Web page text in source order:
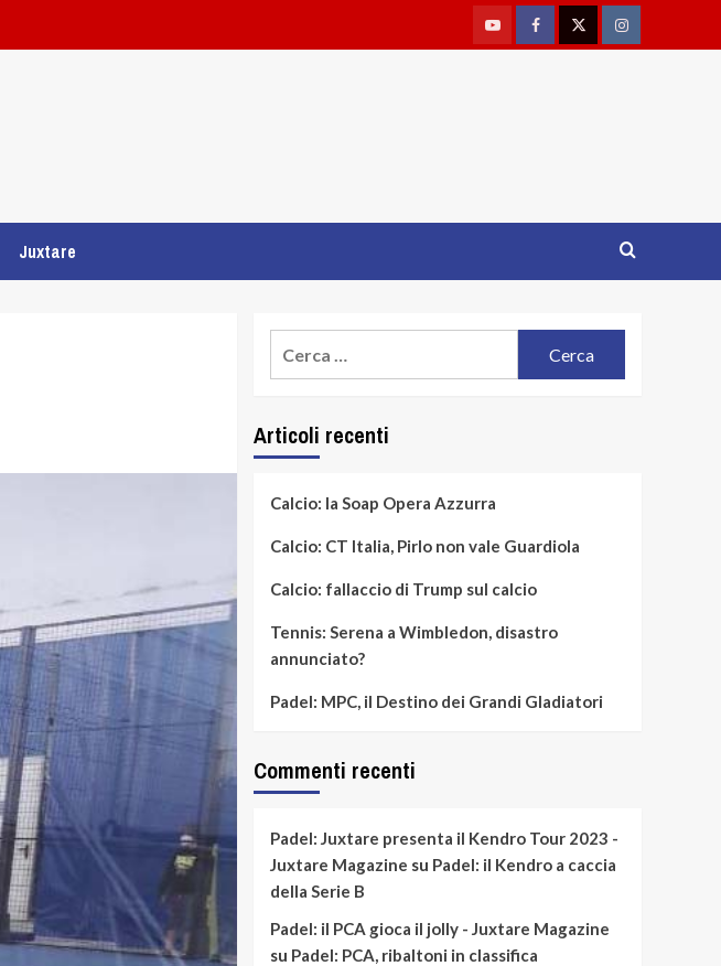
YoutubeFacebookTwitterInstagram
Juxtare
Articoli recenti
Calcio: la Soap Opera Azzurra
Calcio: CT Italia, Pirlo non vale Guardiola
Calcio: fallaccio di Trump sul calcio
Tennis: Serena a Wimbledon, disastro
annunciato?
Padel: MPC, il Destino dei Grandi Gladiatori
Commenti recenti
Padel: Juxtare presenta il Kendro Tour 2023 -
Juxtare Magazine su Padel: il Kendro a caccia
della Serie B
Padel: il PCA gioca il jolly - Juxtare Magazine
su Padel: PCA, ribaltoni in classifica